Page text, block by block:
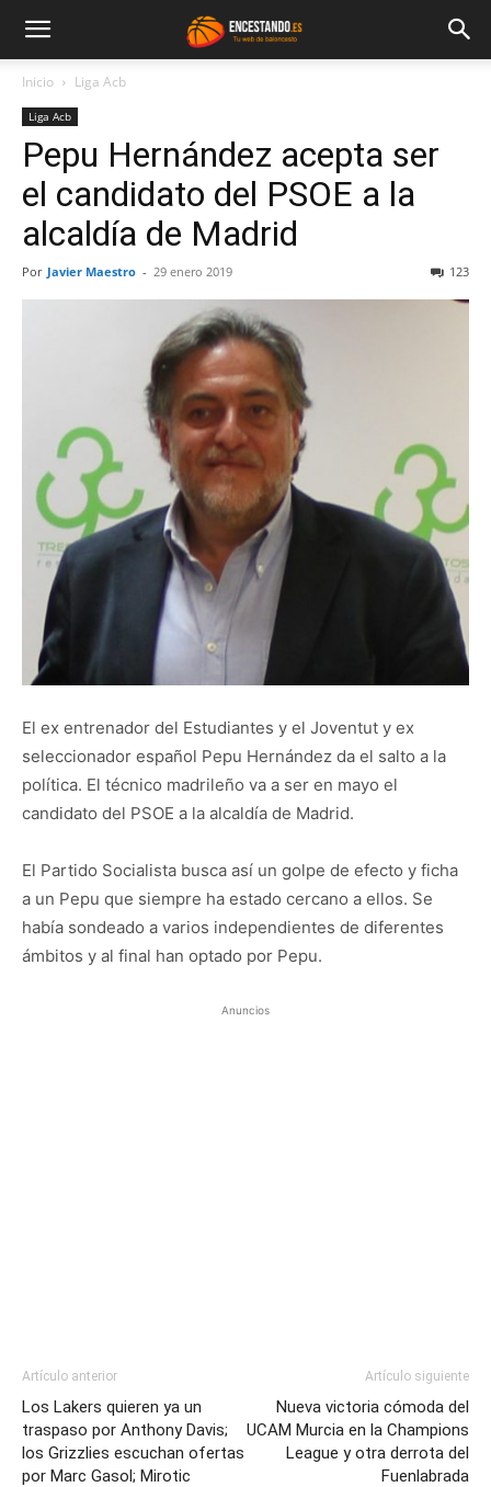
Inicio Liga Acb
Liga Acb
Pepu Hernández acepta ser
el candidato del PSOE a la
alcaldía de Madrid
Por Javier Maestro - 29 enero 2019 123
El ex entrenador del Estudiantes y el Joventut y ex
seleccionador español Pepu Hernández da el salto a la
política. El técnico madrileño va a ser en mayo el
candidato del PSOE a la alcaldía de Madrid.
El Partido Socialista busca así un golpe de efecto y ficha
a un Pepu que siempre ha estado cercano a ellos. Se
había sondeado a varios independientes de diferentes
ámbitos y al final han optado por Pepu.
Anuncios
Artículo anterior
Los Lakers quieren ya un
traspaso por Anthony Davis;
los Grizzlies escuchan ofertas
por Marc Gasol; Mirotic
Artículo siguiente
Nueva victoria cómoda del
UCAM Murcia en la Champions
League y otra derrota del
Fuenlabrada